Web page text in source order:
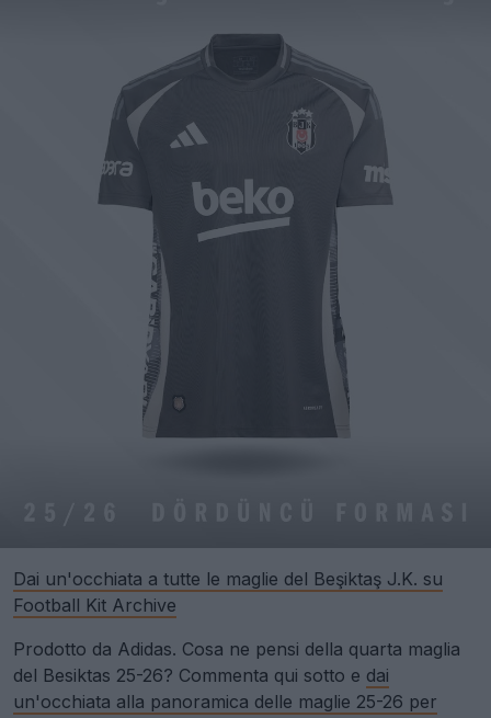
Dai un'occhiata a tutte le maglie del Beşiktaş J.K. su
Football Kit Archive
Prodotto da Adidas. Cosa ne pensi della quarta maglia
del Besiktas 25-26? Commenta qui sotto e dai
un'occhiata alla panoramica delle maglie 25-26 per